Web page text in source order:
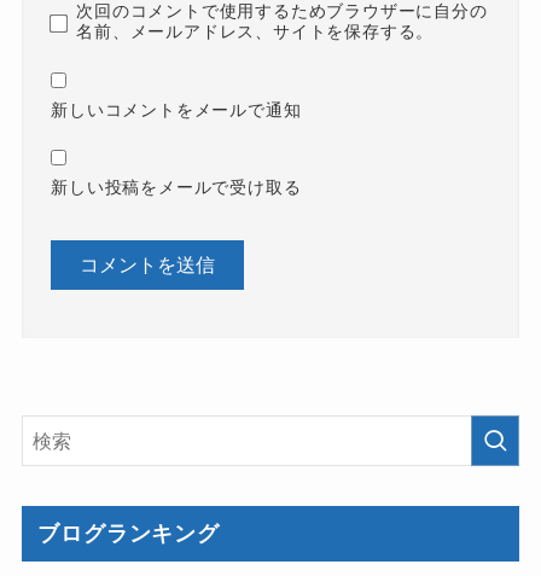
次回のコメントで使用するためブラウザーに自分の
名前、メールアドレス、サイトを保存する。
新しいコメントをメールで通知
新しい投稿をメールで受け取る
ブログランキング